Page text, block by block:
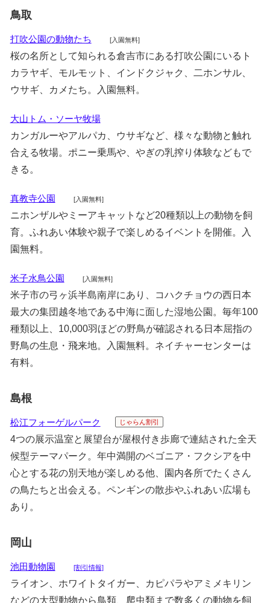
鳥取
打吹公園の動物たち [入園無料]
桜の名所として知られる倉吉市にある打吹公園にいるト
カラヤギ、モルモット、インドクジャク、二ホンサル、
ウサギ、カメたち。入園無料。
大山トム・ソーヤ牧場
カンガルーやアルパカ、ウサギなど、様々な動物と触れ
合える牧場。ポニー乗馬や、やぎの乳搾り体験などもで
きる。
真教寺公園 [入園無料]
ニホンザルやミーアキャットなど20種類以上の動物を飼
育。ふれあい体験や親子で楽しめるイベントを開催。入
園無料。
米子水鳥公園 [入園無料]
米子市の弓ヶ浜半島南岸にあり、コハクチョウの西日本
最大の集団越冬地である中海に面した湿地公園。毎年100
種類以上、10,000羽ほどの野鳥が確認される日本屈指の
野鳥の生息・飛来地。入園無料。ネイチャーセンターは
有料。
島根
松江フォーゲルパーク じゃらん割引
4つの展示温室と展望台が屋根付き歩廊で連結された全天
候型テーマパーク。年中満開のベゴニア・フクシアを中
心とする花の別天地が楽しめる他、園内各所でたくさん
の鳥たちと出会える。ペンギンの散歩やふれあい広場も
あり。
岡山
池田動物園 [割引情報]
ライオン、ホワイトタイガー、カピパラやアミメキリン
などの大型動物から鳥類、爬虫類まで数多くの動物を飼